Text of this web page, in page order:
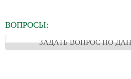
ВОПРОСЫ:
ЗАДАТЬ ВОПРОС ПО